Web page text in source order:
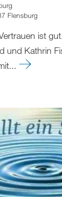
Flensburg
ist
und Kathrin